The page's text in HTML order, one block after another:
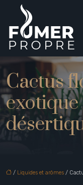
Cactus
exotique
/ Liquides et arômes /